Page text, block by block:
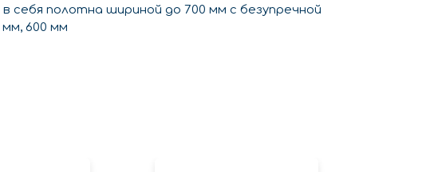
себя полотна шириной до 700 мм с безупречной
мм, 600 мм